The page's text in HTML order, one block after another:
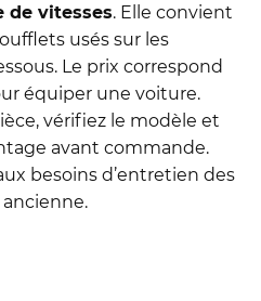
de vitesses. Elle convient
usés sur les
Le prix correspond
équiper une voiture.
vérifiez le modèle et
avant commande.
besoins d’entretien des